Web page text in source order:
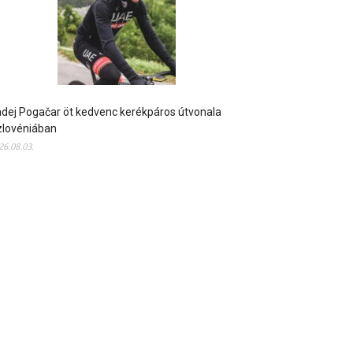
Pogačar öt kedvenc kerékpáros útvonala